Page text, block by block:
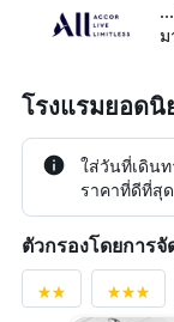
ม
โรงแรมยอดนิ
ใส่วันที่เดิน
ราคาที่ดีที่สุด
ตัวกรองโดยการ